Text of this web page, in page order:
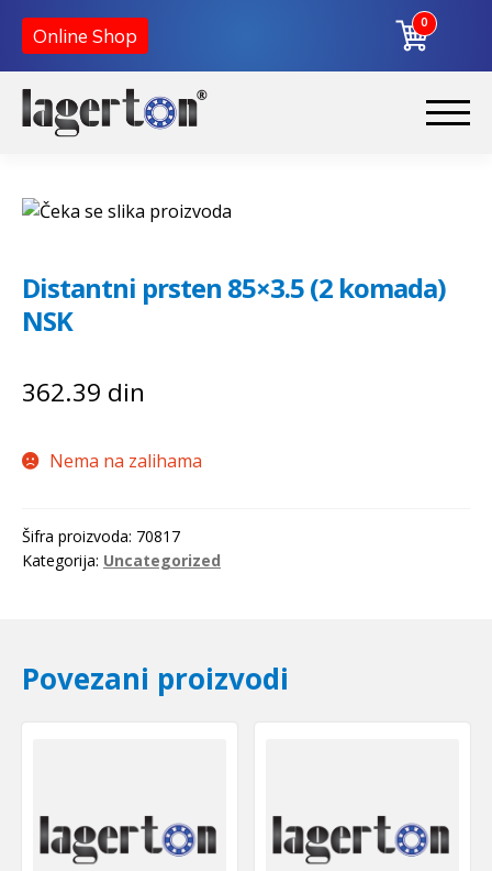
Online Shop
0
Početna
Kontakt
Distantni prsten 85×3.5 (2 komada)
NSK
362.39 din
Nema na zalihama
Šifra proizvoda: 70817
Kategorija: Uncategorized
Povezani proizvodi